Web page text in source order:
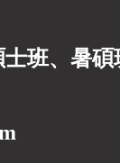
班、暑